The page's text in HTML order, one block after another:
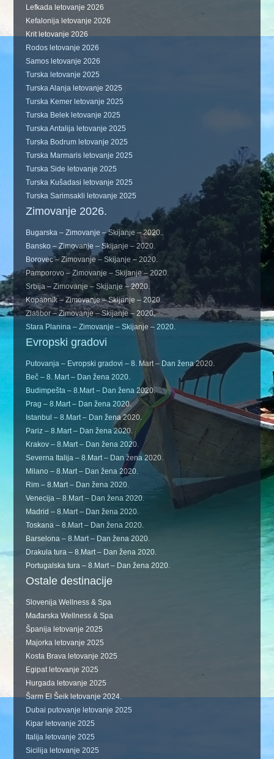
Lefkada letovanje 2026
Kefalonija letovanje 2026
Krit letovanje 2026
Rodos letovanje 2026
Samos letovanje 2026
Turska letovanje 2025
Turska Alanja letovanje 2025
Turska Kemer letovanje 2025
Turska Belek letovanje 2025
Turska Antalija letovanje 2025
Turska Bodrum letovanje 2025
Turska Marmaris letovanje 2025
Turska Side letovanje 2025
Turska Kušadasi letovanje 2025
Turska Sarimsakli letovanje 2025
Zimovanje 2026.
Bugarska – Zimovanje – Skijanje – 2020.
Bansko – Zimovanje – Skijanje – 2020.
Borovec – Zimovanje – Skijanje – 2020.
Pamporovo – Zimovanje – Skijanje – 2020.
Srbija – Zimovanje – Skijanje – 2020.
Kopaonik – Zimovanje – Skijanje – 2020.
Zlatibor – Zimovanje – Skijanje – 2020.
Stara Planina – Zimovanje – Skijanje – 2020.
Evropski gradovi
Putovanja – Evropski gradovi – 8. Mart – Dan žena 2020.
Beč – 8. Mart – Dan žena 2020.
Budimpešta – 8.Mart – Dan žena 2020.
Prag – 8.Mart – Dan žena 2020.
Istanbul – 8.Mart – Dan žena 2020.
Pariz – 8.Mart – Dan žena 2020.
Krakov – 8.Mart – Dan žena 2020.
Severna Italija – 8.Mart – Dan žena 2020.
Milano – 8.Mart – Dan žena 2020.
Rim – 8.Mart – Dan žena 2020.
Venecija – 8.Mart – Dan žena 2020.
Madrid – 8.Mart – Dan žena 2020.
Toskana – 8.Mart – Dan žena 2020.
Barselona – 8.Mart – Dan žena 2020.
Drakula tura – 8.Mart – Dan žena 2020.
Portugalska tura – 8.Mart – Dan žena 2020.
Ostale destinacije
Slovenija Wellness & Spa
Mađarska Wellness & Spa
Španija letovanje 2025
Majorka letovanje 2025
Kosta Brava letovanje 2025
Egipat letovanje 2025
Hurgada letovanje 2025
Šarm El Šeik letovanje 2024.
Dubai putovanje letovanje 2025
Kipar letovanje 2025
Italija letovanje 2025
Sicilija letovanje 2025